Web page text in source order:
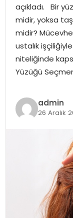
GÜNDEM
MAGAZIN
açıkladı. Bir
midir, yoksa
midir?
ustalık
niteliğinde
Yüzüğü
admin
26 Aralık